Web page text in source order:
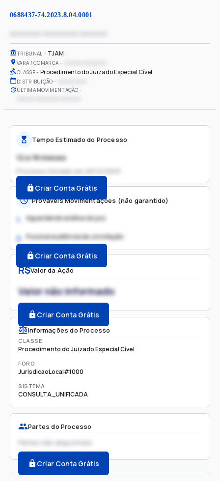
0688437-74.2023.8.04.0001
TRIBUNAL TJAM
VARA / COMARCA
CLASSE Procedimento do Juizado Especial Cível
DISTRIBUIÇÃO
ÚLTIMA MOVIMENTAÇÃO
R$Valor da Ação
Valor não informado
Criar Conta Grátis
Informações do Processo
CLASSE
Procedimento do Juizado Especial Cível
FORO
JurisdicaoLocal#1000
SISTEMA
CONSULTA_UNIFICADA
Partes do Processo
Partes não disponíveis
Criar Conta Grátis
Tempo Estimado do Processo
12 a 18 meses
Processo iniciado em
Criar Conta Grátis
Prováveis Movimentações (não garantido)
1. Aguardando análise do juiz
2. Possível audiência de conciliação
Criar Conta Grátis